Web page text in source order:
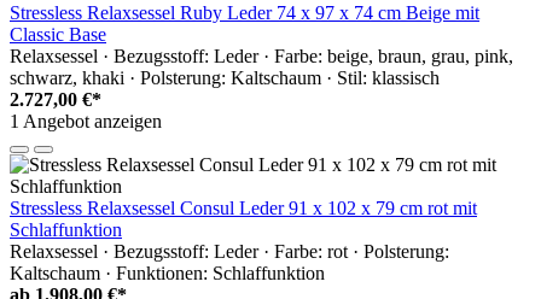
Stressless Relaxsessel Ruby Leder 74 x 97 x 74 cm Beige mit
Classic Base
Relaxsessel · Bezugsstoff: Leder · Farbe: beige, braun, grau, pink,
schwarz, khaki · Polsterung: Kaltschaum · Stil: klassisch
2.727,00 €*
1 Angebot anzeigen
Stressless Relaxsessel Consul Leder 91 x 102 x 79 cm rot mit
Schlaffunktion
Relaxsessel · Bezugsstoff: Leder · Farbe: rot · Polsterung:
Kaltschaum · Funktionen: Schlaffunktion
ab 1.908,00 €*